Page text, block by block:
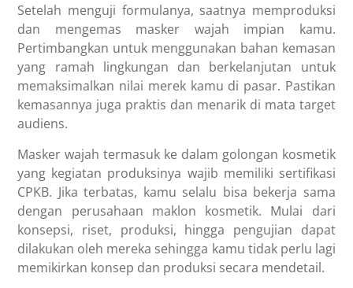
Setelah menguji formulanya, saatnya memproduksi
dan mengemas masker wajah impian kamu.
Pertimbangkan untuk menggunakan bahan kemasan
yang ramah lingkungan dan berkelanjutan untuk
memaksimalkan nilai merek kamu di pasar. Pastikan
kemasannya juga praktis dan menarik di mata target
audiens.
Masker wajah termasuk ke dalam golongan kosmetik
yang kegiatan produksinya wajib memiliki sertifikasi
CPKB. Jika terbatas, kamu selalu bisa bekerja sama
dengan perusahaan maklon kosmetik. Mulai dari
konsepsi, riset, produksi, hingga pengujian dapat
dilakukan oleh mereka sehingga kamu tidak perlu lagi
memikirkan konsep dan produksi secara mendetail.